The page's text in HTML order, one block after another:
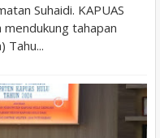
Suhaidi. KAPUAS
mendukung tahapan
Tahu...